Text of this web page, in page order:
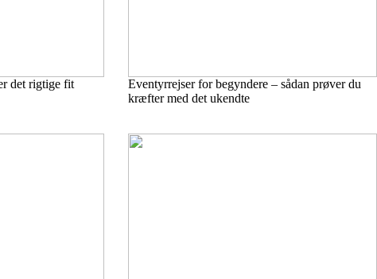
det rigtige fit
Eventyrrejser for begyndere – sådan prøver du
kræfter med det ukendte